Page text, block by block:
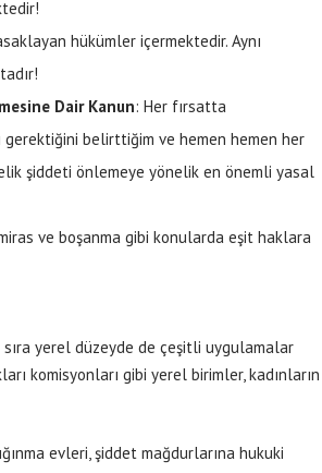
hükümler içermektedir. Aynı
Dair Kanun: Her fırsatta
gerektiğini belirttiğim ve hemen hemen her
şiddeti önlemeye yönelik en önemli yasal
ve boşanma gibi konularda eşit haklara
yerel düzeyde de çeşitli uygulamalar
komisyonları gibi yerel birimler, kadınların
evleri, şiddet mağdurlarına hukuki